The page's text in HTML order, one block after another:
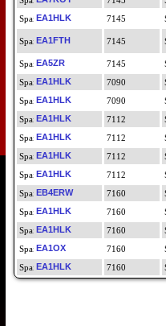
EA1HLK
7145
EA1FTH 7145
EA5ZR
7145
EA1HLK
7090
EA1HLK
7090
EA1HLK
7112
EA1HLK
7112
EA1HLK
7112
EA1HLK
7112
EB4ERW
7160
EA1HLK
7160
EA1HLK
7160
EA1OX
7160
EA1HLK
7160